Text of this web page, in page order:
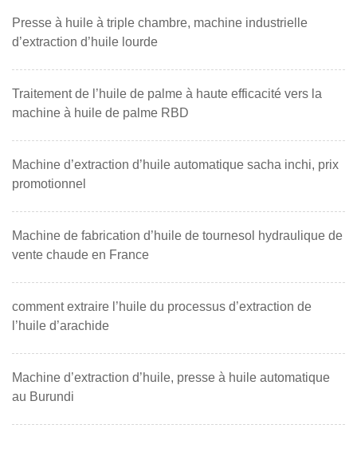
Presse à huile à triple chambre, machine industrielle
d’extraction d’huile lourde
Traitement de l’huile de palme à haute efficacité vers la
machine à huile de palme RBD
Machine d’extraction d’huile automatique sacha inchi, prix
promotionnel
Machine de fabrication d’huile de tournesol hydraulique de
vente chaude en France
comment extraire l’huile du processus d’extraction de
l’huile d’arachide
Machine d’extraction d’huile, presse à huile automatique
au Burundi